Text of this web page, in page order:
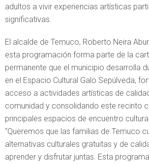
adultos a vivir experiencias artísticas
significativas.
El alcalde de Temuco, Roberto Neira
esta programación forma parte de la
permanente que el municipio desarrolla
en el Espacio Cultural Galo Sepúlveda,
acceso a actividades artísticas de
comunidad y consolidando este recinto
principales espacios de encuentro
“Queremos que las familias de Temuco
alternativas culturales gratuitas y de
aprender y disfrutar juntas. Esta